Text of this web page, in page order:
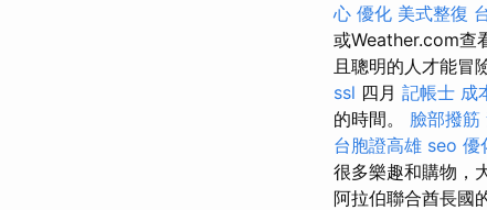
心 優化 美式整復
或Weather.com查
且聰明的人才能冒
ssl 四月 記帳士 成
的時間。 臉部撥筋
台胞證高雄 seo 優
很多樂趣和購物，
阿拉伯聯合酋長國